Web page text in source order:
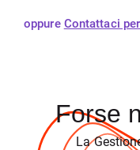
oppure Contattaci
Forse
La